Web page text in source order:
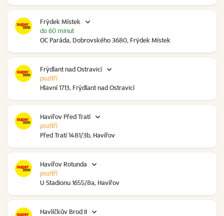
Frýdek Místek
OC Paráda, Dobrovského 3680, Frýdek Místek
do 60 minut
Frýdlant nad Ostravicí
Hlavní 1713, Frýdlant nad Ostravicí
pozítří
Havířov Před Tratí
Před Tratí 1481/3b, Havířov
pozítří
Havířov Rotunda
U Stadionu 1655/8a, Havířov
pozítří
Havlíčkův Brod II